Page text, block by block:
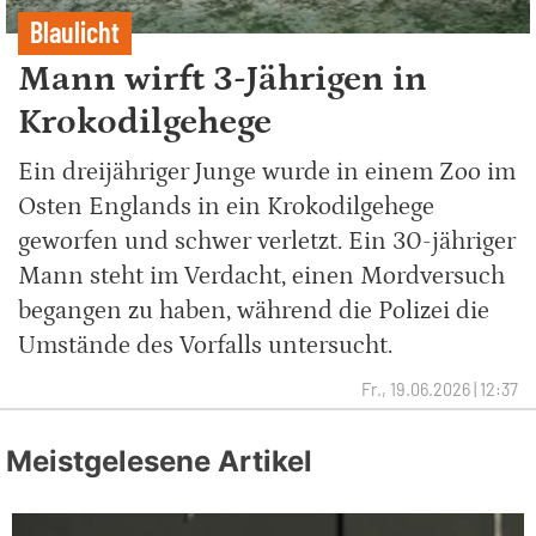
Blaulicht
Mann wirft 3-Jährigen in
Krokodilgehege
Ein dreijähriger Junge wurde in einem Zoo im
Osten Englands in ein Krokodilgehege
geworfen und schwer verletzt. Ein 30-jähriger
Mann steht im Verdacht, einen Mordversuch
begangen zu haben, während die Polizei die
Umstände des Vorfalls untersucht.
Fr., 19.06.2026 | 12:37
Meistgelesene Artikel